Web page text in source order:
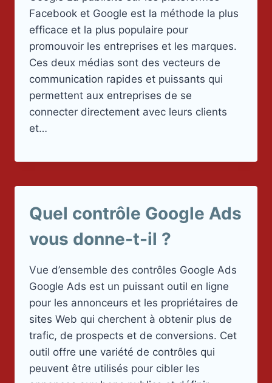
Facebook et Google est la méthode la plus
efficace et la plus populaire pour
promouvoir les entreprises et les marques.
Ces deux médias sont des vecteurs de
communication rapides et puissants qui
permettent aux entreprises de se
connecter directement avec leurs clients
et…
Quel contrôle Google Ads
vous donne-t-il ?
Vue d’ensemble des contrôles Google Ads
Google Ads est un puissant outil en ligne
pour les annonceurs et les propriétaires de
sites Web qui cherchent à obtenir plus de
trafic, de prospects et de conversions. Cet
outil offre une variété de contrôles qui
peuvent être utilisés pour cibler les